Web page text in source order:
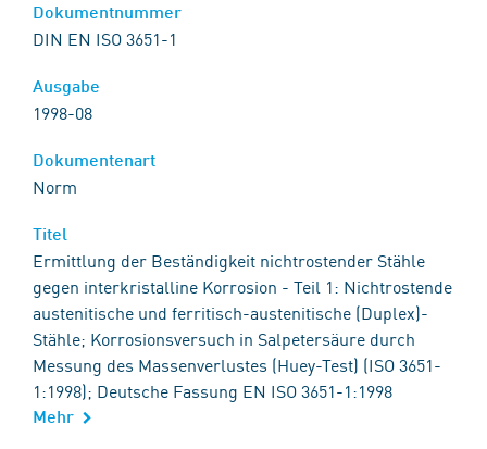
DIN EN ISO 3651-1
1998-08
Norm
Ermittlung der Beständigkeit nichtrostender Stähle
gegen interkristalline Korrosion - Teil 1: Nichtrostende
austenitische und ferritisch-austenitische (Duplex)-
Stähle; Korrosionsversuch in Salpetersäure durch
Messung des Massenverlustes (Huey-Test) (ISO 3651-
1:1998); Deutsche Fassung EN ISO 3651-1:1998
Mehr